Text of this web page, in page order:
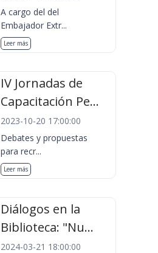
A cargo del del
Embajador Extr...
Leer más
IV Jornadas de
Capacitación Pe...
2023-10-20 17:00:00
Debates y propuestas
para recr...
Leer más
Diálogos en la
Biblioteca: "Nu...
2024-03-21 18:00:00